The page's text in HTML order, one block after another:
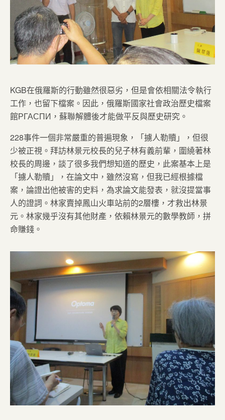
KGB在俄羅斯的行動雖然很惡劣，但是會依相關法令執行
工作，也留下檔案。因此，俄羅斯國家社會政治歷史檔案
館РГАСПИ，蘇聯解體後才能做平反與歷史研究。
228事件一個非常嚴重的普遍現象，「擄人勒贖」，但很
少被正視。拜訪林景元校長的兒子林有義前輩，圍繞著林
校長的周邊，談了很多我們想知道的歷史，此案基本上是
「擄人勒贖」，在論文中，雖然沒寫，但我已經根據檔
案，論證出他被害的史料，為求論文能發表，就沒提當事
人的證詞。林家賣掉鳳山火車站前的2層樓，才救出林景
元。林家幾乎沒有其他財產，依賴林景元的數學教師，拼
命賺錢。